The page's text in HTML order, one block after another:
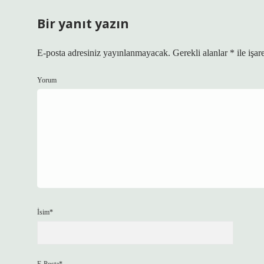
Bir yanıt yazın
E-posta adresiniz yayınlanmayacak. Gerekli alanlar * ile
Yorum
İsim*